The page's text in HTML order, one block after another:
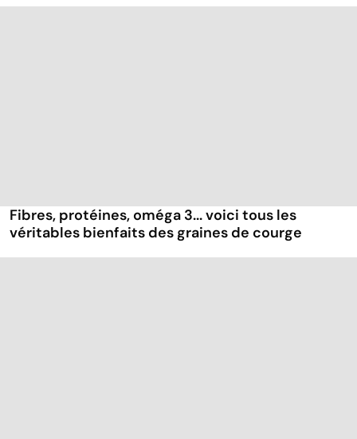
Fibres, protéines, oméga 3... voici tous les
véritables bienfaits des graines de courge